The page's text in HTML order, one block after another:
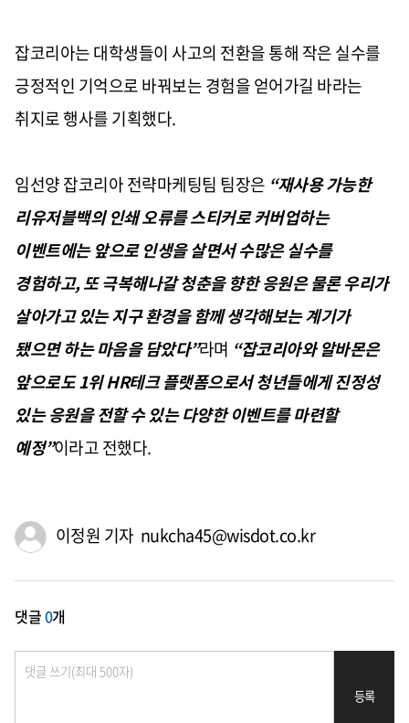
잡코리아는 대학생들이 사고의 전환을 통해 작은 실수를
긍정적인 기억으로 바꿔보는 경험을 얻어가길 바라는
취지로 행사를 기획했다.
임선양 잡코리아 전략마케팅팀 팀장은 “재사용 가능한
리유저블백의 인쇄 오류를 스티커로 커버업하는
이벤트에는 앞으로 인생을 살면서 수많은 실수를
경험하고,또 극복해나갈 청춘을 향한 응원은 물론 우리가
살아가고 있는 지구 환경을 함께 생각해보는 계기가
됐으면 하는 마음을 담았다”라며 “잡코리아와 알바몬은
앞으로도1위HR테크 플랫폼으로서 청년들에게 진정성
있는 응원을 전할 수 있는 다양한 이벤트를 마련할
예정”이라고 전했다.
이정원 기자 nukcha45@wisdot.co.kr
댓글0개
등록